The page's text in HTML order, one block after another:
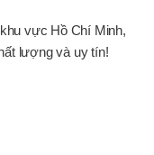
vực Hồ Chí Minh,
lượng và uy tín!